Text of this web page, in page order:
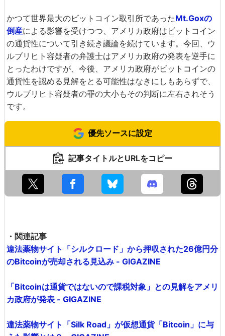
かつて世界最大のビットコイン取引所であったMt.Goxの
倒産による影響を受けつつ、アメリカ政府はビットコイン
の通貨性について引き続き議論を続けています。今回、ウ
ルブリヒト容疑者の弁護士はアメリカ政府の発表を逆手に
とったわけですが、今後、アメリカ政府がビットコインの
通貨性を認める見解をとる可能性はなきにしもあらずで、
ウルブリヒト容疑者の罪の大小もその判断に左右されそう
です。
優先ソースに設定
記事タイトルとURLをコピー
・関連記事
違法薬物サイト「シルクロード」から押収された26億円分
のBitcoinが売却される見込み - GIGAZINE
「Bitcoinは通貨ではないので課税対象」との見解をアメリ
カ政府が発表 - GIGAZINE
違法薬物サイト「Silk Road」が仮想通貨「Bitcoin」に与